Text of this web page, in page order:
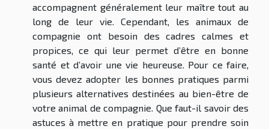
accompagnent généralement leur maître tout au
long de leur vie. Cependant, les animaux de
compagnie ont besoin des cadres calmes et
propices, ce qui leur permet d’être en bonne
santé et d’avoir une vie heureuse. Pour ce faire,
vous devez adopter les bonnes pratiques parmi
plusieurs alternatives destinées au bien-être de
votre animal de compagnie. Que faut-il savoir des
astuces à mettre en pratique pour prendre soin